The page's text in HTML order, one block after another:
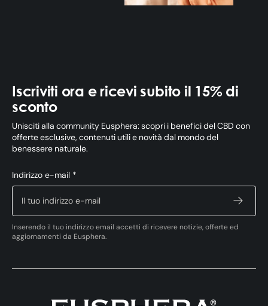
Iscriviti ora e ricevi subito il 15% di
sconto
Unisciti alla community Eusphera: scopri i benefici del CBD con
offerte esclusive, contenuti utili e novità dal mondo del
benessere naturale.
Indirizzo e-mail *
Inserendo il tuo indirizzo email accetti di ricevere notizie, offerte ed
aggiornamenti da Eusphera.